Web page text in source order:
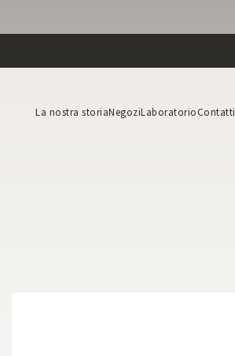
La nostra storiaNegoziLaboratorioContatti